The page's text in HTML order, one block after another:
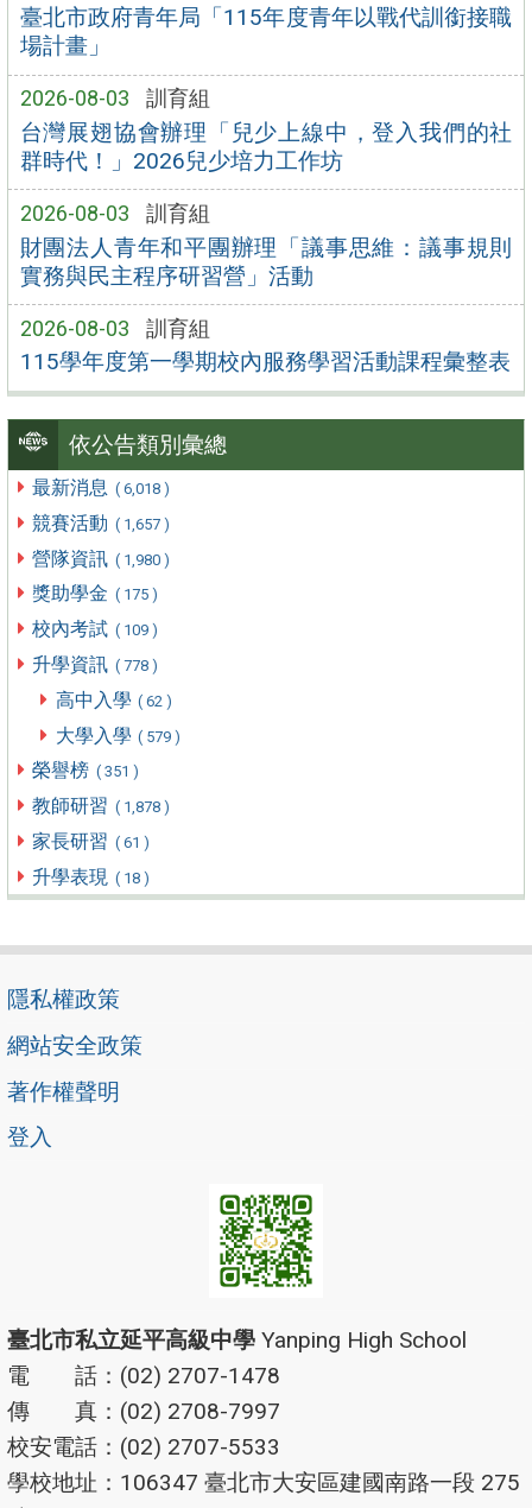
臺北市政府青年局「115年度青年以戰代訓銜接職
場計畫」
2026-08-03 訓育組
台灣展翅協會辦理「兒少上線中，登入我們的社
群時代！」2026兒少培力工作坊
2026-08-03 訓育組
財團法人青年和平團辦理「議事思維：議事規則
實務與民主程序研習營」活動
2026-08-03 訓育組
115學年度第一學期校內服務學習活動課程彙整表
依公告類別彙總
最新消息 ( 6,018 )
競賽活動 ( 1,657 )
營隊資訊 ( 1,980 )
獎助學金 ( 175 )
校內考試 ( 109 )
升學資訊 ( 778 )
高中入學 ( 62 )
大學入學 ( 579 )
榮譽榜 ( 351 )
教師研習 ( 1,878 )
家長研習 ( 61 )
升學表現 ( 18 )
隱私權政策
網站安全政策
著作權聲明
登入
臺北市私立延平高級中學 Yanping High School
電 話：(02) 2707-1478
傳 真：(02) 2708-7997
校安電話：(02) 2707-5533
學校地址：106347 臺北市大安區建國南路一段 275